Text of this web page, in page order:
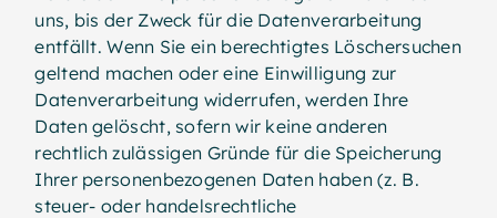
uns, bis der Zweck für die Datenverarbeitung
entfällt. Wenn Sie ein berechtigtes Löschersuchen
geltend machen oder eine Einwilligung zur
Datenverarbeitung widerrufen, werden Ihre
Daten gelöscht, sofern wir keine anderen
rechtlich zulässigen Gründe für die Speicherung
Ihrer personenbezogenen Daten haben (z. B.
steuer- oder handelsrechtliche